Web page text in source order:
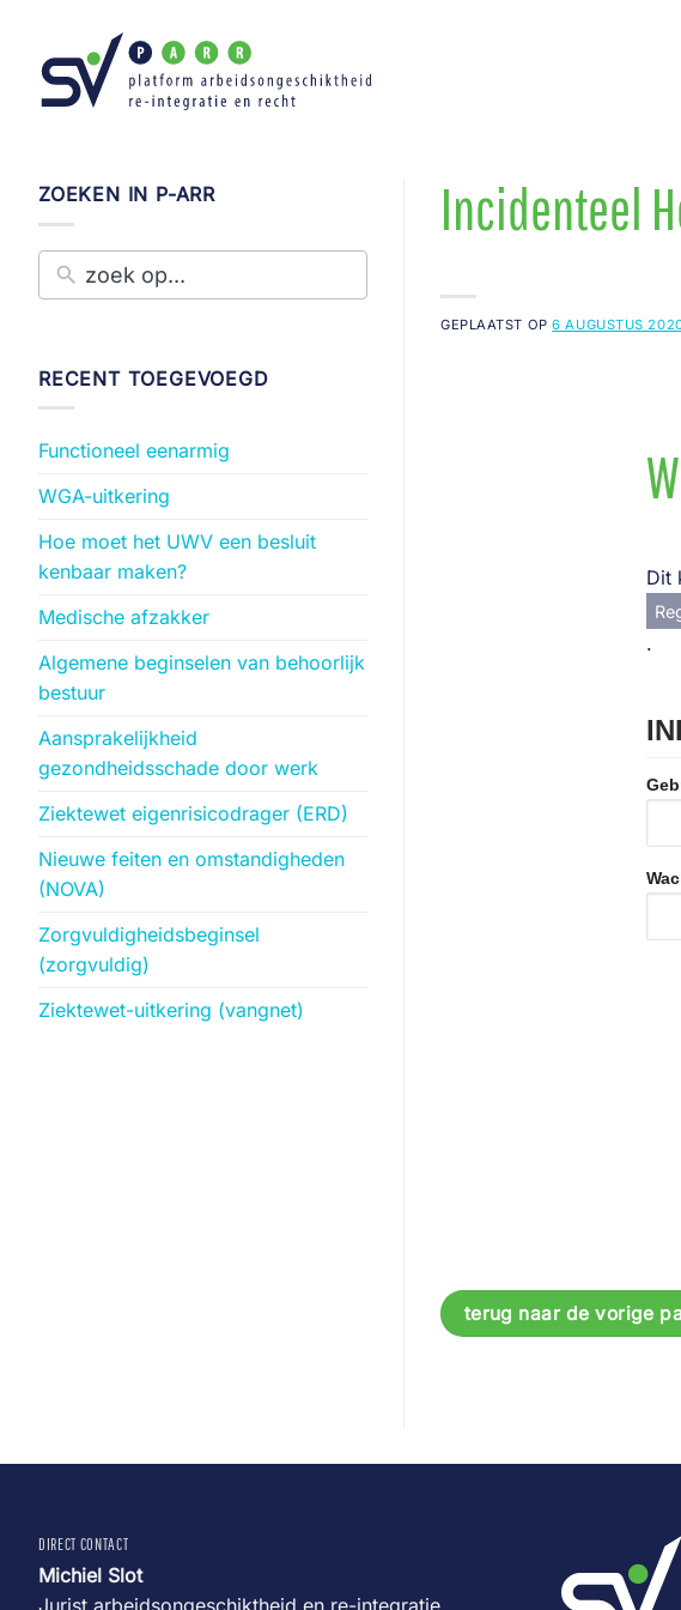
inhoud
ZOEKEN IN P-ARR
RECENT TOEGEVOEGD
Functioneel eenarmig
WGA-uitkering
Hoe moet het UWV een besluit
kenbaar maken?
Medische afzakker
Algemene beginselen van behoorlijk
bestuur
Aansprakelijkheid
gezondheidsschade door werk
Ziektewet eigenrisicodrager (ERD)
Nieuwe feiten en omstandigheden
(NOVA)
Zorgvuldigheidsbeginsel
(zorgvuldig)
Ziektewet-uitkering (vangnet)
Incidenteel
GEPLAATST OP6 AUGUSTUS
Dit
.
terug naar de vorige
DIRECT CONTACT
Michiel Slot
Jurist arbeidsongeschiktheid en re-integratie